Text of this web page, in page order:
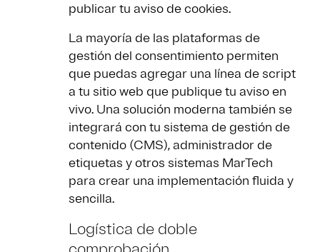
publicar tu aviso de cookies.
La mayoría de las plataformas de
gestión del consentimiento permiten
que puedas agregar una línea de script
a tu sitio web que publique tu aviso en
vivo. Una solución moderna también se
integrará con tu sistema de gestión de
contenido (CMS), administrador de
etiquetas y otros sistemas MarTech
para crear una implementación fluida y
sencilla.
Logística de doble